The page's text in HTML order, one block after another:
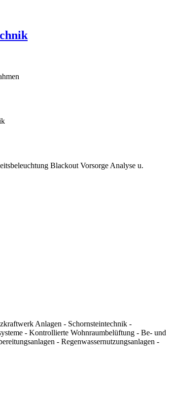
Blackout Vorsorge Analyse u.
Anlagen - Schornsteintechnik -
- Kontrollierte Wohnraumbelüftung - Be- und
- Regenwassernutzungsanlagen -